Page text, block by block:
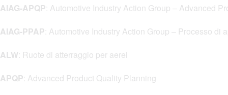
AIAG-APQP: Automotive Industry Action Group – Advanced
AIAG-PPAP: Automotive Industry Action Group – Processo di
ALW: Ruote di atterraggio per aerei
APQP: Advanced Product Quality Planning